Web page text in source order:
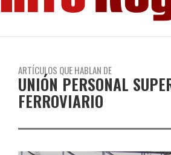
ARTÍCULOS QUE HABLAN DE
UNIÓN PERSONAL
FERROVIARIO